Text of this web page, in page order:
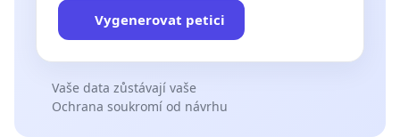
Vygenerovat petici
Vaše data zůstávají vaše
Ochrana soukromí od návrhu